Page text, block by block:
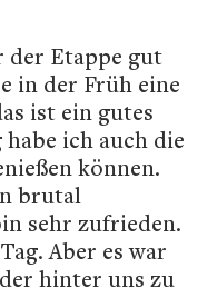
der Etappe gut
in der Früh eine
ist ein gutes
ich auch die
können.
brutal
sehr zufrieden.
Aber es war
hinter uns zu